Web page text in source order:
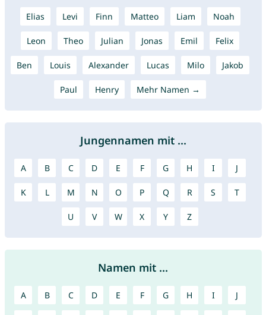
Elias Levi Finn Matteo Liam Noah
Leon Theo Julian Jonas Emil Felix
Ben Louis Alexander Lucas Milo Jakob
Paul Henry Mehr Namen →
Jungennamen mit ...
A B C D E F G H I J
K L M N O P Q R S T
U V W X Y Z
Namen mit ...
A B C D E F G H I J